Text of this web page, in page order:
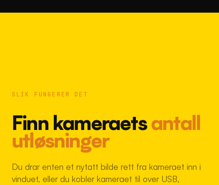
SLIK FUNGERER DET
Finn kameraetsantall
utløsninger
Du drar enten et nytatt bilde rett fra kameraet inn i
vinduet, eller du kobler kameraet til over USB,